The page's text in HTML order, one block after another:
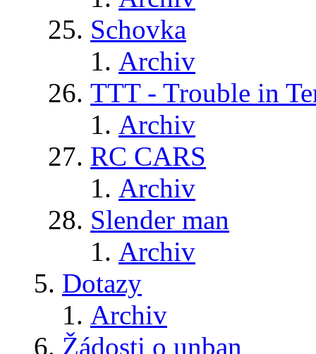
Schovka
Archiv
TTT - Trouble in
Archiv
RC CARS
Archiv
Slender man
Archiv
Dotazy
Archiv
Žádosti o unban